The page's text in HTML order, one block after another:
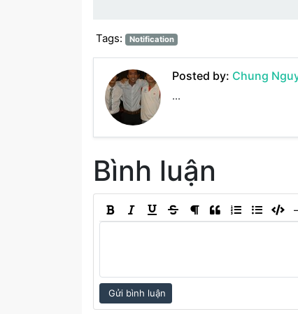
Tags:
Notification
Posted by: Chung
...
Bình luận
Gửi bình luận